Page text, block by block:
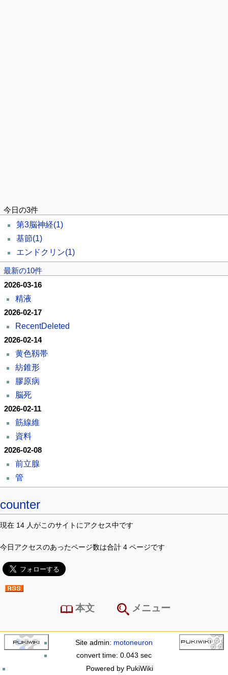
今日の3件
第3脳神経(1)
基節(1)
エンドクリン(1)
最新の10件
2026-03-16
精液
2026-02-17
RecentDeleted
2026-02-14
黄色靱帯
紡錐形
膠原病
脳死
2026-02-11
筋線維
資料
2026-02-08
前立腺
管
counter
現在 14 人がこのサイトにアクセス中です
今日アクセスのあったページ数は合計 4 ページです
本文 メニュー
Site admin: motoneuron
convert time: 0.043 sec
Powered by PukiWiki